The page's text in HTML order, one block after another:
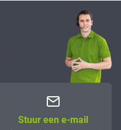
Stuur een e-mail